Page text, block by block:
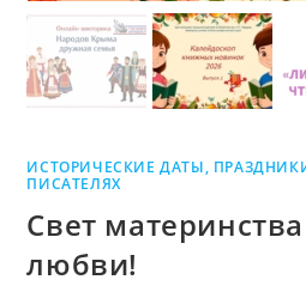
ИСТОРИЧЕСКИЕ ДАТЫ,
ПИСАТЕЛЯХ
Свет
любви!